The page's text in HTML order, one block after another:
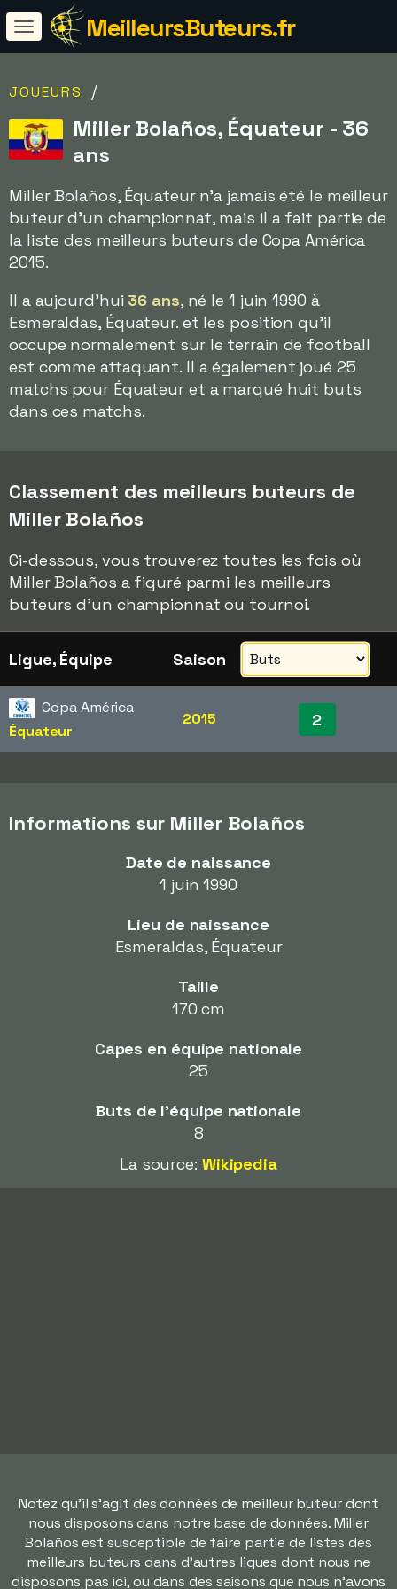
MeilleursButeurs.fr
JOUEURS /
Miller Bolaños, Équateur - 36
ans
Miller Bolaños, Équateur n'a jamais été le meilleur
buteur d'un championnat, mais il a fait partie de
la liste des meilleurs buteurs de Copa América
2015.
Il a aujourd'hui 36 ans, né le 1 juin 1990 à
Esmeraldas, Équateur. et les position qu'il
occupe normalement sur le terrain de football
est comme attaquant. Il a également joué 25
matchs pour Équateur et a marqué huit buts
dans ces matchs.
Classement des meilleurs buteurs de
Miller Bolaños
Ci-dessous, vous trouverez toutes les fois où
Miller Bolaños a figuré parmi les meilleurs
buteurs d'un championnat ou tournoi.
Ligue, Équipe Saison
Copa América
Équateur
2015 2
Informations sur Miller Bolaños
Date de naissance
1 juin 1990
Lieu de naissance
Esmeraldas, Équateur
Taille
170 cm
Capes en équipe nationale
25
Buts de l'équipe nationale
8
La source: Wikipedia
Notez qu'il s'agit des données de meilleur buteur dont
nous disposons dans notre base de données. Miller
Bolaños est susceptible de faire partie de listes des
meilleurs buteurs dans d'autres ligues dont nous ne
disposons pas ici, ou dans des saisons que nous n'avons